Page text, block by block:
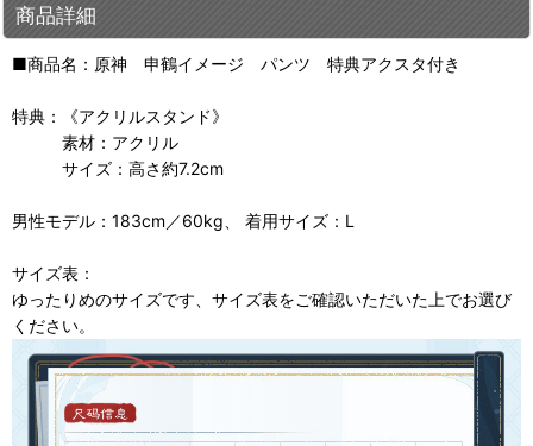
商品詳細
■商品名：原神 申鶴イメージ パンツ 特典アクスタ付き
特典：《アクリルスタンド》
素材：アクリル
サイズ：高さ約7.2cm
男性モデル：183cm／60kg、 着用サイズ：L
サイズ表：
ゆったりめのサイズです、サイズ表をご確認いただいた上でお選び
ください。